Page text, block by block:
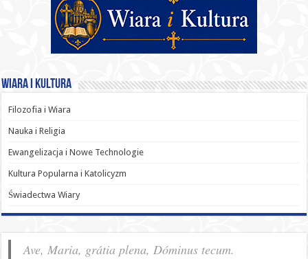
Wiara i Kultura
Filozofia i Wiara
Nauka i Religia
Ewangelizacja i Nowe Technologie
Kultura Popularna i Katolicyzm
Świadectwa Wiary
Ave, Maria, grátia plena, Dóminus tecum.